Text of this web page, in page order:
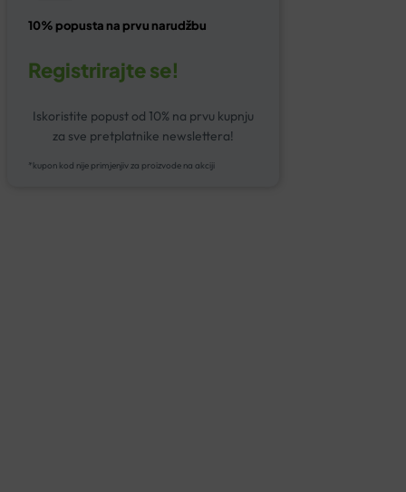
10% popusta na prvu narudžbu
Registrirajte se!
Iskoristite popust od 10% na prvu kupnju
za sve pretplatnike newslettera!
*kupon kod nije primjenjiv za proizvode na akciji